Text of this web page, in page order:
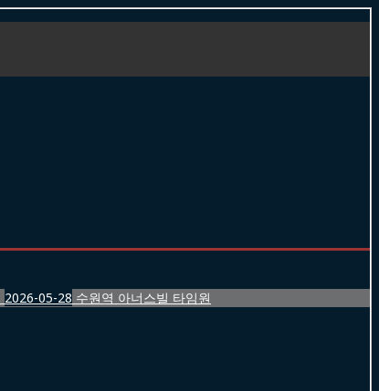
2026-05-28 수원역 아너스빌 타임원